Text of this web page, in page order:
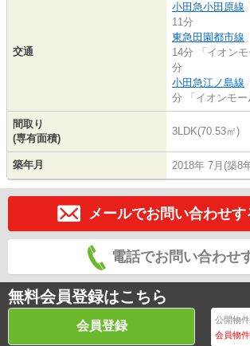
交通
小田急小田原線
11分
東急田園都市線
14分 「イオン
分
小田急江ノ島線
分 「イオンモ
間取り
(専有面積)
3LDK(70.53㎡)
築年月 2018年 7月(築8
メールでお問い合わせす
電話でお問い合わせ
無料会員登録はこちら
会員登録 公開物
会員物